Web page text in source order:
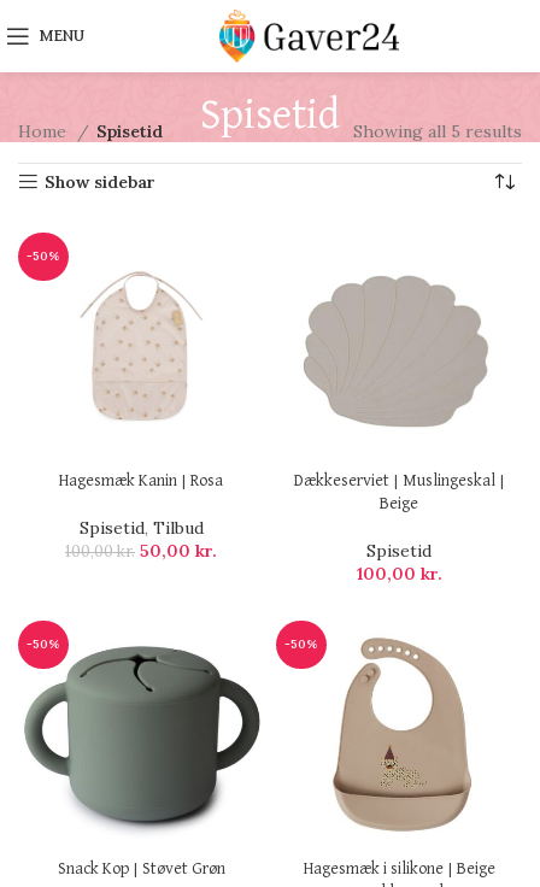
MENU
Spisetid
Home Spisetid Showing all 5 results
Show sidebar
-50%
Hagesmæk Kanin | Rosa
Spisetid, Tilbud
100,00kr. 50,00 kr.
Dækkeserviet | Muslingeskal |
Beige
Spisetid
100,00 kr.
-50%
Snack Kop | Støvet Grøn
-50%
Hagesmæk i silikone | Beige